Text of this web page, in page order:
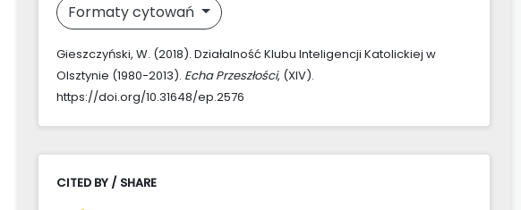
Formaty cytowań
Gieszczyński, W. (2018). Działalność Klubu Inteligencji Katolickiej w
Olsztynie (1980-2013). Echa Przeszłości, (XIV).
https://doi.org/10.31648/ep.2576
CITED BY / SHARE